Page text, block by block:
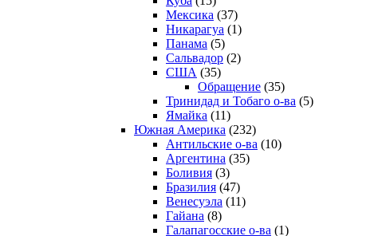
Мексика (37)
Никарагуа (1)
Панама (5)
Сальвадор (2)
США (35)
Обращение (35)
Тринидад и Тобаго о-ва (5)
Ямайка (11)
Южная Америка (232)
Антильские о-ва (10)
Аргентина (35)
Боливия (3)
Бразилия (47)
Венесуэла (11)
Гайана (8)
Галапагосские о-ва (1)